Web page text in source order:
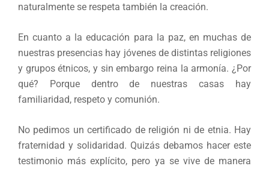
naturalmente se respeta también la creación.
En cuanto a la educación para la paz, en muchas de
nuestras presencias hay jóvenes de distintas religiones
y grupos étnicos, y sin embargo reina la armonía. ¿Por
qué? Porque dentro de nuestras casas hay
familiaridad, respeto y comunión.
No pedimos un certificado de religión ni de etnia. Hay
fraternidad y solidaridad. Quizás debamos hacer este
testimonio más explícito, pero ya se vive de manera